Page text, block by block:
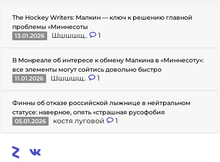
The Hockey Writers: Малкин — ключ к решению главной
проблемы «Миннесоты
13.01.2026
Шшшшщ.. 1
В Монреале об интересе к обмену Малкина в «Миннесоту»:
все элементы могут сойтись довольно быстро
11.01.2026
Шшшшщ.. 1
Финны об отказе российской лыжнице в нейтральном
статусе: наверное, опять «страшная русофобия
05.01.2026
костя луговой 1